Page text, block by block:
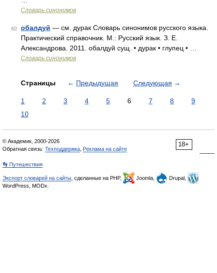
Словарь синонимов
60 обалдуй — см. дурак Словарь синонимов русского языка.
Практический справочник. М.: Русский язык. З. Е.
Александрова. 2011. обалдуй сущ. • дурак • глупец • …
Словарь синонимов
Страницы ← Предыдущая Следующая →
1 2 3 4 5 6 7 8
9
10
18+
© Академик, 2000-2026
Обратная связь: Техподдержка Реклама на сайте
👣 Путешествия
Экспорт словарей на сайты , сделанные на PHP, Joomla,
Drupal,
WordPress, MODx.